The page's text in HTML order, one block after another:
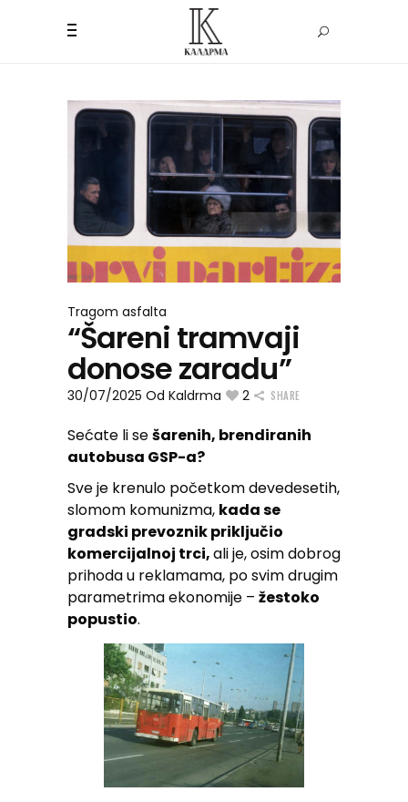
Tragom asfalta
“Šareni tramvaji
donose zaradu”
30/07/2025 Od Kaldrma 2 SHARE
Sećate li sešarenih, brendiranih
autobusa GSP-a?
Sve je krenulo početkom devedesetih,
slomom komunizma, kada se
gradski prevoznik priključio
komercijalnoj trci,ali je, osim dobrog
prihoda u reklamama, po svim drugim
parametrima ekonomije – žestoko
popustio.